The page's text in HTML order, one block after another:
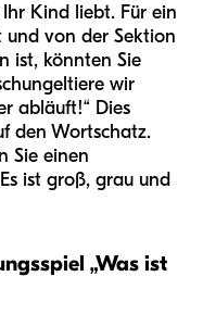
Kind liebt. Für ein
und von der Sektion
ist, könnten Sie
wir
abläuft!“ Dies
den Wortschatz.
Sie einen
ist groß, grau und
„Was ist